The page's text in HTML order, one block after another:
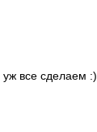
уж все сделаем :)